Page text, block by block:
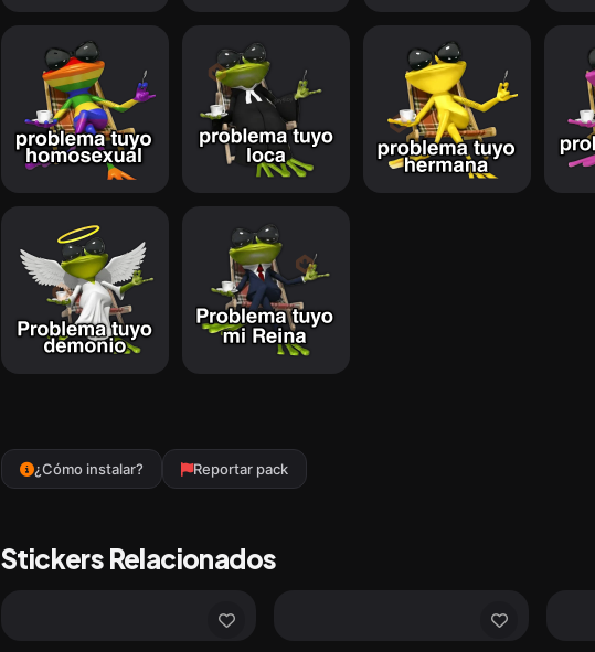
¿Cómo instalar? Reportar pack
Stickers Relacionados